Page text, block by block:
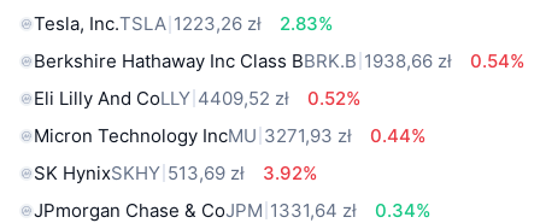
Tesla, Inc.TSLA 1223,26 zł
2.83%
Berkshire Hathaway Inc Class BBRK.B 1938,66 zł
0.54%
Eli Lilly And CoLLY 4409,52 zł
0.52%
Micron Technology IncMU 3271,93 zł
0.44%
SK HynixSKHY 513,69 zł
3.92%
JPmorgan Chase & CoJPM 1331,64 zł
0.34%